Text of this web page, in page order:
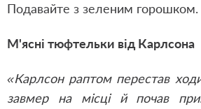
Подавайте з зеленим горошком.
М'ясні тюфтельки від Карлсона
«Карлсон раптом перестав
завмер на місці й почав